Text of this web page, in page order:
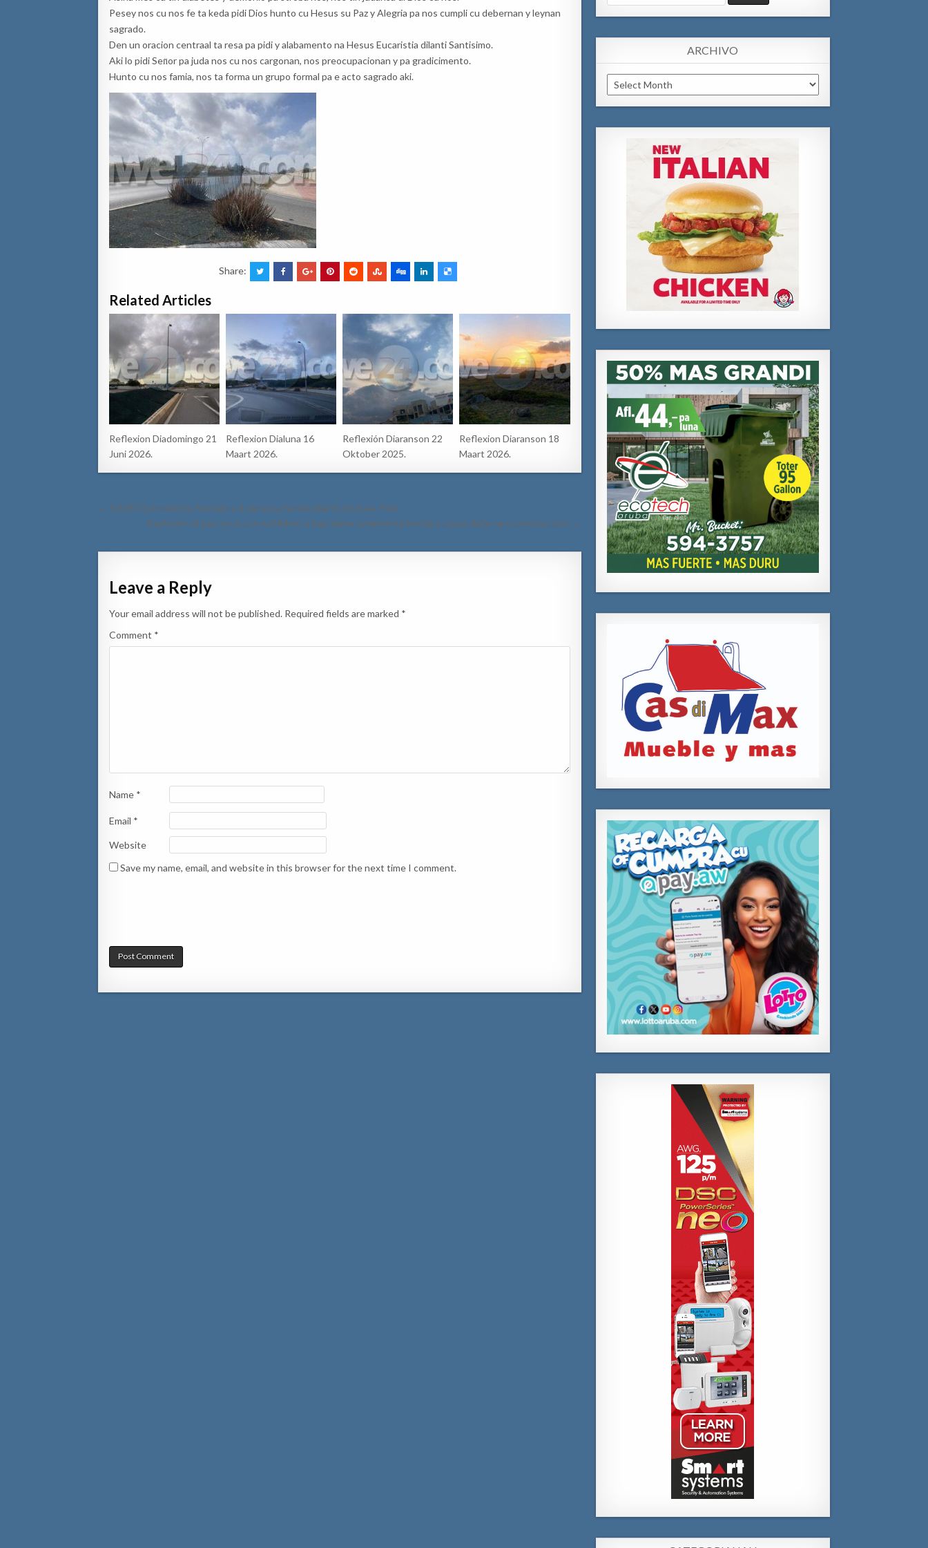
Pesey nos cu nos fe ta keda pidi Dios hunto cu Hesus su Paz y Alegria pa nos cumpli cu debernan y leynan
sagrado.
Den un oracion centraal ta resa pa pidi y alabamento na Hesus Eucaristia dilanti Santisimo.
Aki lo pidi Sen̈or pa juda nos cu nos cargonan, nos preocupacionan y pa gradicimento.
Hunto cu nos famia, nos ta forma un grupo formal pa e acto sagrado aki.
Share:
Related Articles
Reflexion Diadomingo 21
Juni 2026.
Reflexion Dialuna 16
Maart 2026.
Reflexión Diaranson 22
Oktober 2025.
Reflexion Diaranson 18
Maart 2026.
Post
navigation
← [VIDEO] Accidente frontal cu 4 persona herida dilanti di Linear Park
Explosion di gas na un cas na Mabon a laga dama seriamente herida y causa daño na e construccion →
Leave a Reply
Your email address will not be published. Required fields are marked *
Comment *
Name *
Email *
Website
Save my name, email, and website in this browser for the next time I comment.
for:
ARCHIVO
Archivo